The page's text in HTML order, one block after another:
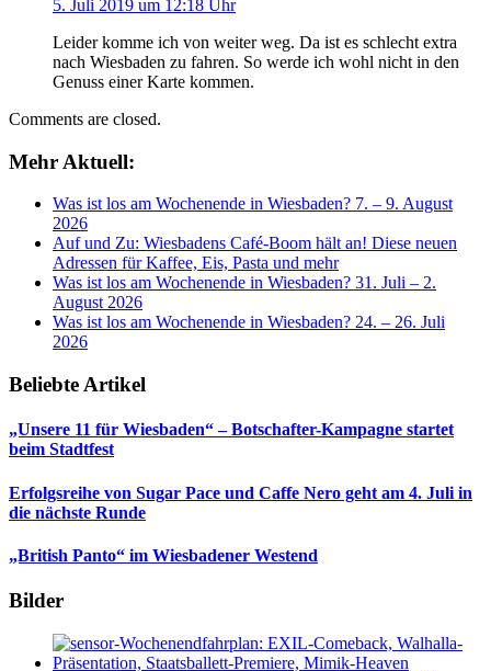
5. Juli 2019 um 12:18 Uhr
Leider komme ich von weiter weg. Da ist es schlecht extra
nach Wiesbaden zu fahren. So werde ich wohl nicht in den
Genuss einer Karte kommen.
Comments are closed.
Mehr Aktuell:
Was ist los am Wochenende in Wiesbaden? 7. – 9. August
2026
Auf und Zu: Wiesbadens Café-Boom hält an! Diese neuen
Adressen für Kaffee, Eis, Pasta und mehr
Was ist los am Wochenende in Wiesbaden? 31. Juli – 2.
August 2026
Was ist los am Wochenende in Wiesbaden? 24. – 26. Juli
2026
Beliebte Artikel
„Unsere 11 für Wiesbaden“ – Botschafter-Kampagne startet
beim Stadtfest
Erfolgsreihe von Sugar Pace und Caffe Nero geht am 4. Juli in
die nächste Runde
„British Panto“ im Wiesbadener Westend
Bilder